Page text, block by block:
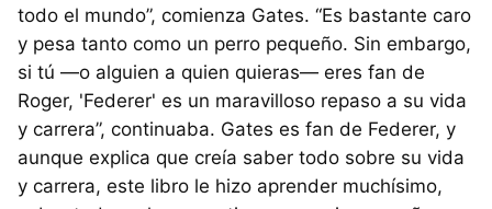
todo el mundo”, comienza Gates. “Es bastante caro
y pesa tanto como un perro pequeño. Sin embargo,
si tú —o alguien a quien quieras— eres fan de
Roger, 'Federer' es un maravilloso repaso a su vida
y carrera”, continuaba. Gates es fan de Federer, y
aunque explica que creía saber todo sobre su vida
y carrera, este libro le hizo aprender muchísimo,